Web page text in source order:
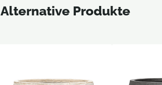
Alternative Produkte